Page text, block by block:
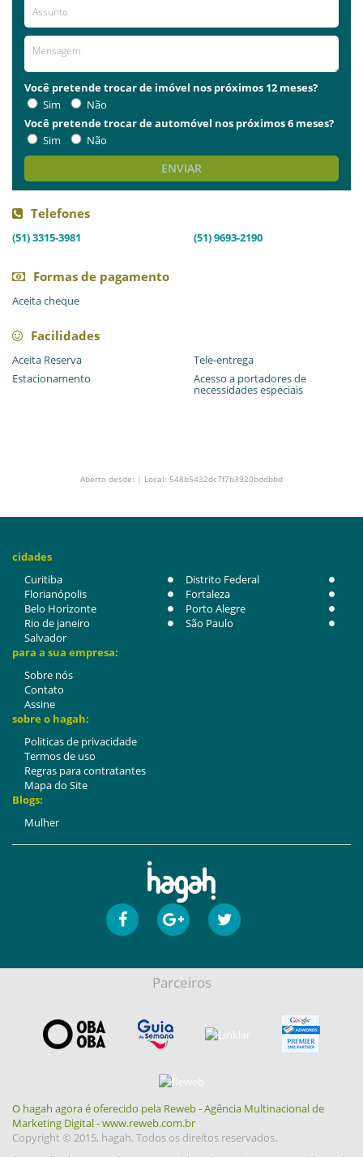
Você pretende trocar de imóvel nos próximos 12 meses?
Sim
Não
Você pretende trocar de automóvel nos próximos 6 meses?
Sim
Não
ENVIAR
Telefones
(51) 3315-3981 (51) 9693-2190
Formas de pagamento
Aceita cheque
Facilidades
Aceita Reserva
Tele-entrega
Estacionamento
Acesso a portadores de
necessidades especiais
Aberto desde: | Local: 548b5432dc7f7b3920bddbbd
cidades
Curitiba
Distrito Federal
Florianópolis
Fortaleza
Belo Horizonte
Porto Alegre
Rio de janeiro
São Paulo
Salvador
para a sua empresa:
Sobre nós
Contato
Assine
sobre o hagah:
Politicas de privacidade
Termos de uso
Regras para contratantes
Mapa do Site
Blogs:
Mulher
Parceiros
O hagah agora é oferecido pela Reweb - Agência Multinacional de
Marketing Digital - www.reweb.com.br
Copyright © 2015, hagah. Todos os direitos reservados.